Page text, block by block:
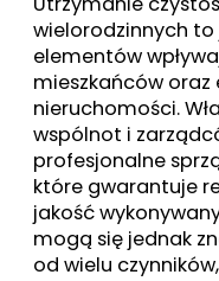
wielorodzinnych to
elementów
mieszkańców oraz
nieruchomości.
wspólnot i
profesjonalne
które gwarantuje
jakość
mogą się jednak
od wielu